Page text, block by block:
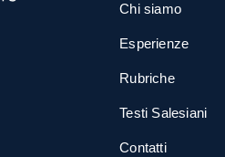
Chi siamo
Esperienze
Rubriche
Testi Salesiani
Contatti